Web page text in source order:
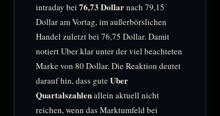
intraday bei 76,73 Dollarnach 79,15
Dollar am Vortag, im außerbörslichen
Handel zuletzt bei 76,75 Dollar. Damit
notiert Uber klar unter der viel beachteten
Marke von 80 Dollar. Die Reaktion deutet
darauf hin, dass gute Uber
Quartalszahlenallein aktuell nicht
reichen, wenn das Marktumfeld bei